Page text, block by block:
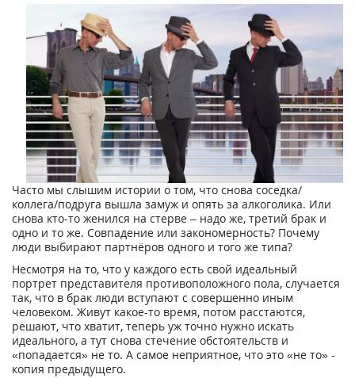
Часто мы слышим истории о том, что снова соседка/
коллега/подруга вышла замуж и опять за алкоголика. Или
снова кто-то женился на стерве – надо же, третий брак и
одно и то же. Совпадение или закономерность? Почему
люди выбирают партнёров одного и того же типа?
Несмотря на то, что у каждого есть свой идеальный
портрет представителя противоположного пола, случается
так, что в брак люди вступают с совершенно иным
человеком. Живут какое-то время, потом расстаются,
решают, что хватит, теперь уж точно нужно искать
идеального, а тут снова стечение обстоятельств и
«попадается» не то. А самое неприятное, что это «не то» -
копия предыдущего.